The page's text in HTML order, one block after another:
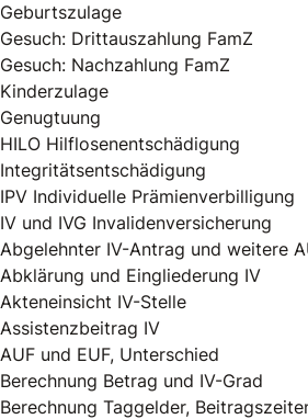
Geburtszulage
Gesuch: Drittauszahlung FamZ
Gesuch: Nachzahlung FamZ
Kinderzulage
Genugtuung
HILO Hilflosenentschädigung
Integritätsentschädigung
IPV Individuelle Prämienverbilligung
IV und IVG Invalidenversicherung
Abgelehnter IV-Antrag und weitere
Abklärung und Eingliederung IV
Akteneinsicht IV-Stelle
Assistenzbeitrag IV
AUF und EUF, Unterschied
Berechnung Betrag und IV-Grad
Berechnung Taggelder,